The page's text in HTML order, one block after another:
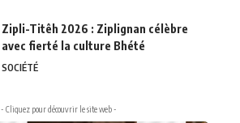
Zipli-Titêh 2026 : Ziplignan célèbre
avec fierté la culture Bhété
SOCIÉTÉ
- Cliquez pour découvrir le site web -